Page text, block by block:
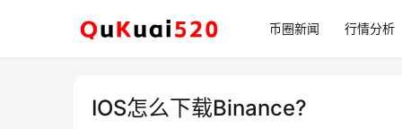
币圈新闻 行情分析
IOS怎么下载Binance?